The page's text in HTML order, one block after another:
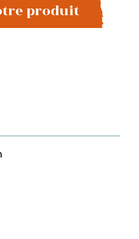
produit